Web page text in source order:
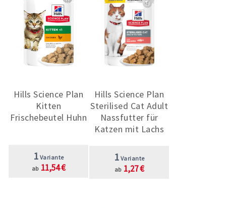
Hills Science Plan
Kitten
Frischebeutel Huhn
1 Variante
ab 11,54 €
Hills Science Plan
Sterilised Cat Adult
Nassfutter für
Katzen mit Lachs
1 Variante
ab 1,27 €